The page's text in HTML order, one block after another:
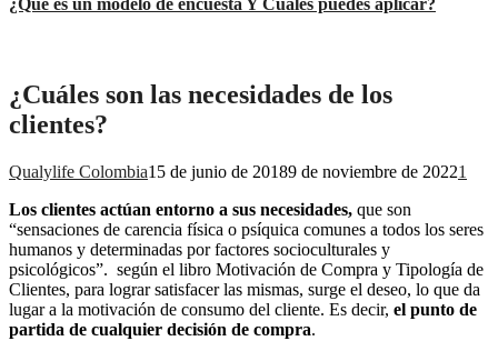
¿Qué es un modelo de encuesta Y Cuáles puedes aplicar?
¿Cuáles son las necesidades de los
clientes?
Qualylife Colombia15 de junio de 20189 de noviembre de 20221
Los clientes actúan entorno a sus necesidades, que son
“sensaciones de carencia física o psíquica comunes a todos los seres
humanos y determinadas por factores socioculturales y
psicológicos”. según el libro Motivación de Compra y Tipología de
Clientes, para lograr satisfacer las mismas, surge el deseo, lo que da
lugar a la motivación de consumo del cliente. Es decir, el punto de
partida de cualquier decisión de compra.